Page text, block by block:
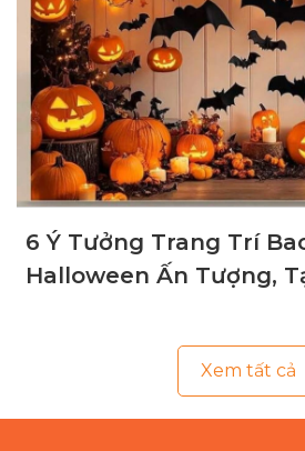
6 Ý Tưởng Trang Trí
Halloween Ấn Tượng,
Xem tất cả